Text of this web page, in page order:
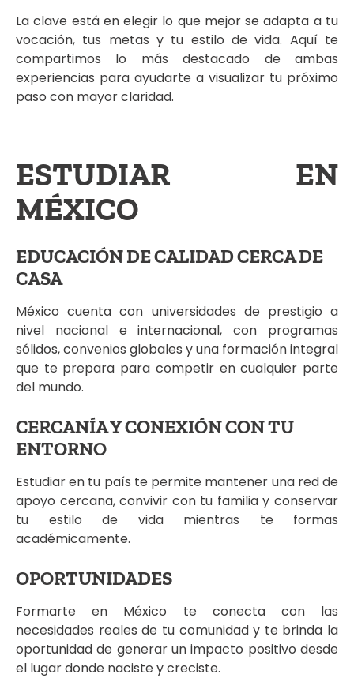
La clave está en elegir lo que mejor se adapta a tu
vocación, tus metas y tu estilo de vida. Aquí te
compartimos lo más destacado de ambas
experiencias para ayudarte a visualizar tu próximo
paso con mayor claridad.
ESTUDIAR EN
MÉXICO
EDUCACIÓN DE CALIDAD CERCA DE
CASA
México cuenta con universidades de prestigio a
nivel nacional e internacional, con programas
sólidos, convenios globales y una formación integral
que te prepara para competir en cualquier parte
del mundo.
CERCANÍA Y CONEXIÓN CON TU
ENTORNO
Estudiar en tu país te permite mantener una red de
apoyo cercana, convivir con tu familia y conservar
tu estilo de vida mientras te formas
académicamente.
OPORTUNIDADES
Formarte en México te conecta con las
necesidades reales de tu comunidad y te brinda la
oportunidad de generar un impacto positivo desde
el lugar donde naciste y creciste.